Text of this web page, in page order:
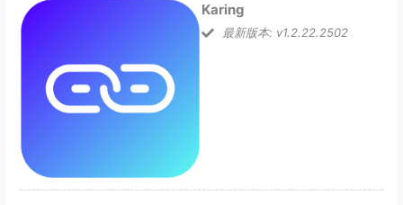
Karing
最新版本: v1.2.22.2502